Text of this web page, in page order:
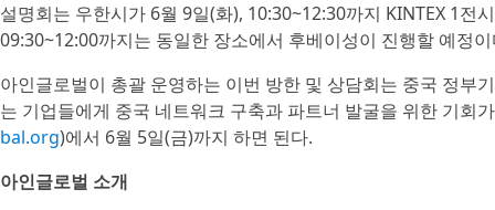
설명회는 우한시가 6월 9일(화), 10:30~12:30까지 KINTEX 1
09:30~12:00까지는 동일한 장소에서 후베이성이 진행할 예정
아인글로벌이 총괄 운영하는 이번 방한 및 상담회는 중국 정부
는 기업들에게 중국 네트워크 구축과 파트너 발굴을 위한 기회
bal.org)에서 6월 5일(금)까지 하면 된다.
아인글로벌 소개